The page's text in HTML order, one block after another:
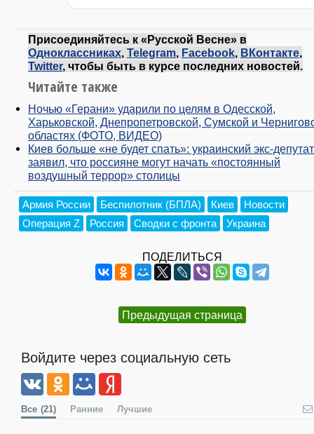
Присоединяйтесь к «Русской Весне» в
Одноклассниках, Telegram, Facebook, ВКонтакте,
Twitter, чтобы быть в курсе последних новостей.
Читайте также
Ночью «Герани» ударили по целям в Одесской,
Харьковской, Днепропетровской, Сумской и
областях (ФОТО, ВИДЕО)
Киев больше «не будет спать»: украинский экс-депутат
заявил, что россияне могут начать «постоянный
воздушный террор» столицы
Армия России Беспилотник (БПЛА) Киев
Новости
Операция Z
Россия Сводки с фронта Украина
ПОДЕЛИТЬСЯ
Предыдущая страница
Войдите через социальную сеть
Все (21) Ранние Лучшие